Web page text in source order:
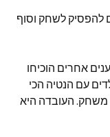
להפסיק לשחק וסוף
אחרים הוכיחו
עם הנטיה הכי
משחק. העובדה היא